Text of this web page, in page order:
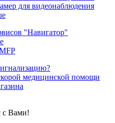
для видеонаблюдения
"Навигатор"
медицинской помощи
с Вами!